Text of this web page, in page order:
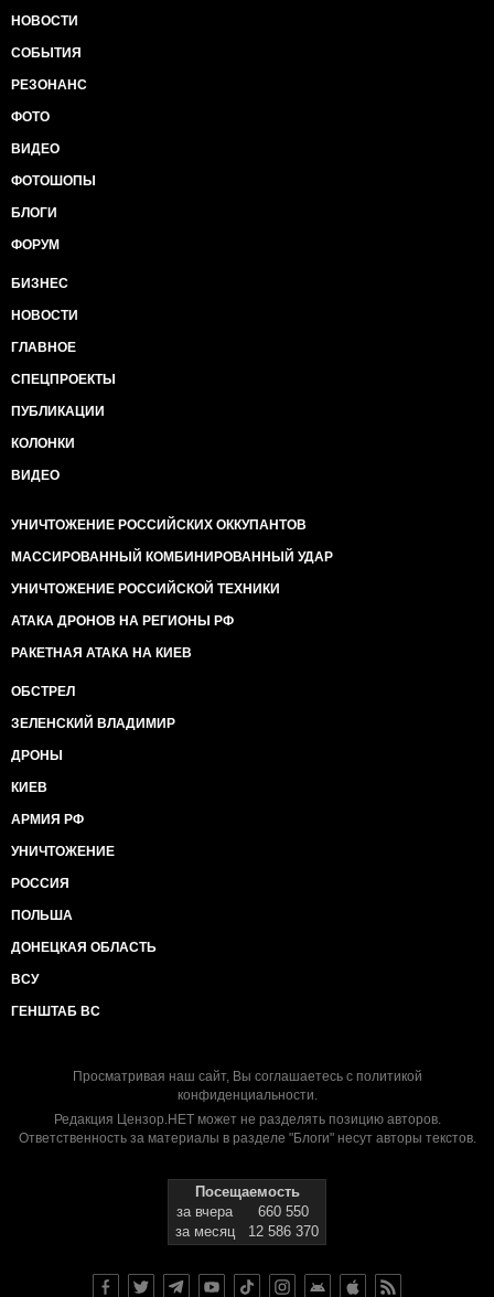
НОВОСТИ
СОБЫТИЯ
РЕЗОНАНС
ФОТО
ВИДЕО
ФОТОШОПЫ
БЛОГИ
ФОРУМ
БИЗНЕС
НОВОСТИ
ГЛАВНОЕ
СПЕЦПРОЕКТЫ
ПУБЛИКАЦИИ
КОЛОНКИ
ВИДЕО
УНИЧТОЖЕНИЕ РОССИЙСКИХ ОККУПАНТОВ
МАССИРОВАННЫЙ КОМБИНИРОВАННЫЙ УДАР
УНИЧТОЖЕНИЕ РОССИЙСКОЙ ТЕХНИКИ
АТАКА ДРОНОВ НА РЕГИОНЫ РФ
РАКЕТНАЯ АТАКА НА КИЕВ
ОБСТРЕЛ
ЗЕЛЕНСКИЙ ВЛАДИМИР
ДРОНЫ
КИЕВ
АРМИЯ РФ
УНИЧТОЖЕНИЕ
РОССИЯ
ПОЛЬША
ДОНЕЦКАЯ ОБЛАСТЬ
ВСУ
ГЕНШТАБ ВС
Просматривая наш сайт, Вы соглашаетесь с политикой
конфиденциальности.
Редакция Цензор.НЕТ может не разделять позицию авторов.
Ответственность за материалы в разделе "Блоги" несут авторы текстов.
Посещаемость
за вчера
660 550
за месяц
12 586 370